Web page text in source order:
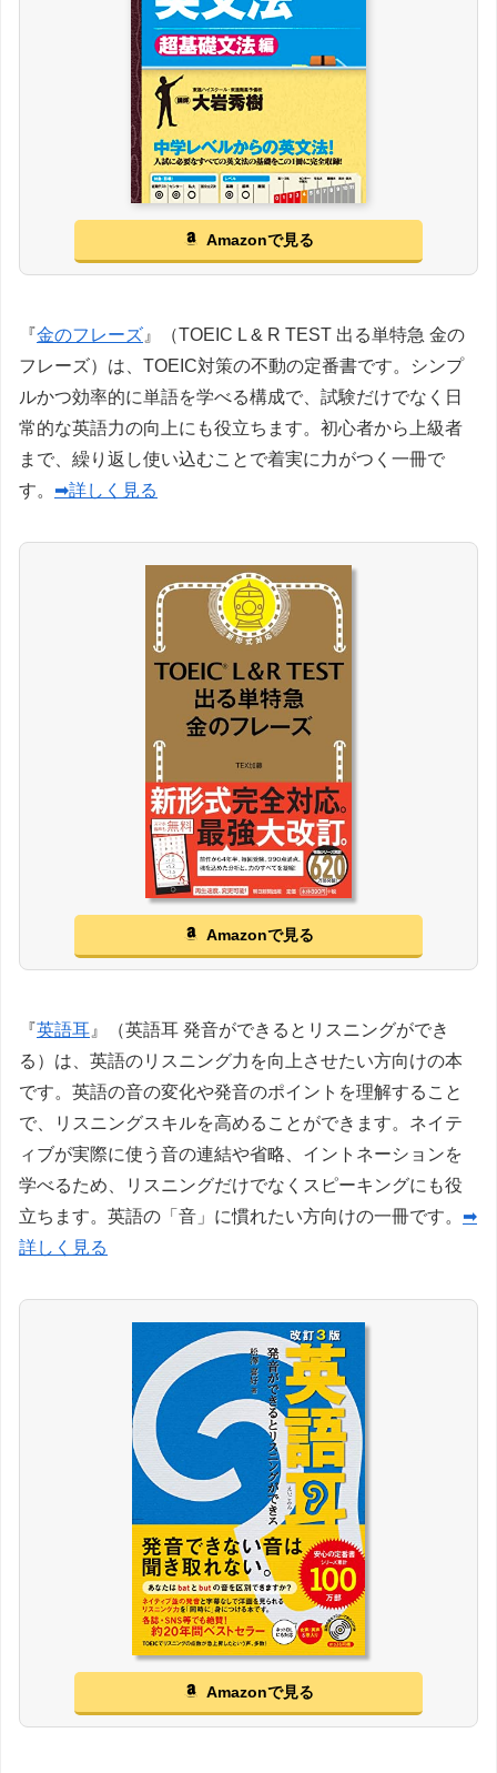
Amazonで見る
『金のフレーズ 』（TOEIC L & R TEST 出る単特急 金の
フレーズ）は、TOEIC対策の不動の定番書です。シンプ
ルかつ効率的に単語を学べる構成で、試験だけでなく日
常的な英語力の向上にも役立ちます。初心者から上級者
まで、繰り返し使い込むことで着実に力がつく一冊で
す。 ➡詳しく見る
Amazonで見る
『英語耳 』（英語耳 発音ができるとリスニングができ
る）は、英語のリスニング力を向上させたい方向けの本
です。英語の音の変化や発音のポイントを理解すること
で、リスニングスキルを高めることができます。ネイテ
ィブが実際に使う音の連結や省略、イントネーションを
学べるため、リスニングだけでなくスピーキングにも役
立ちます。英語の「音」に慣れたい方向けの一冊です。 ➡
詳しく見る
Amazonで見る